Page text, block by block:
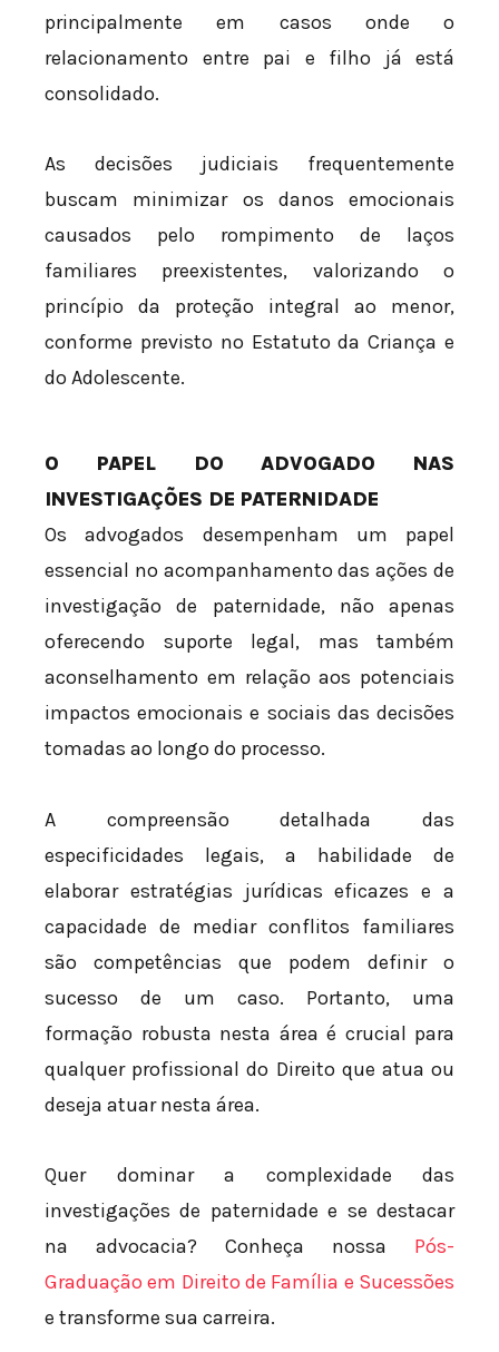
principalmente em casos onde o
relacionamento entre pai e filho já está
consolidado.
As decisões judiciais frequentemente
buscam minimizar os danos emocionais
causados pelo rompimento de laços
familiares preexistentes, valorizando o
princípio da proteção integral ao menor,
conforme previsto no Estatuto da Criança e
do Adolescente.
O PAPEL DO ADVOGADO NAS
INVESTIGAÇÕES DE PATERNIDADE
Os advogados desempenham um papel
essencial no acompanhamento das ações de
investigação de paternidade, não apenas
oferecendo suporte legal, mas também
aconselhamento em relação aos potenciais
impactos emocionais e sociais das decisões
tomadas ao longo do processo.
A compreensão detalhada das
especificidades legais, a habilidade de
elaborar estratégias jurídicas eficazes e a
capacidade de mediar conflitos familiares
são competências que podem definir o
sucesso de um caso. Portanto, uma
formação robusta nesta área é crucial para
qualquer profissional do Direito que atua ou
deseja atuar nesta área.
Quer dominar a complexidade das
investigações de paternidade e se destacar
na advocacia? Conheça nossa Pós-
Graduação em Direito de Família e Sucessões
e transforme sua carreira.